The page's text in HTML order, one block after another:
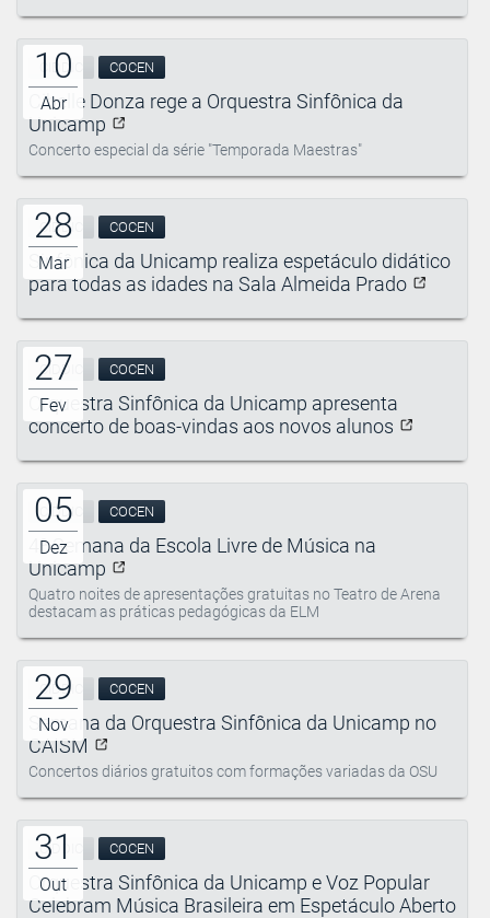
10
Abr
CIDDIC COCEN
Cibelle Donza rege a Orquestra Sinfônica da
Unicamp
Concerto especial da série "Temporada Maestras"
28
Mar
CIDDIC COCEN
Sinfônica da Unicamp realiza espetáculo didático
para todas as idades na Sala Almeida Prado
27
Fev
CIDDIC COCEN
Orquestra Sinfônica da Unicamp apresenta
concerto de boas-vindas aos novos alunos
05
Dez
CIDDIC COCEN
4ª Semana da Escola Livre de Música na
Unicamp
Quatro noites de apresentações gratuitas no Teatro de Arena
destacam as práticas pedagógicas da ELM
29
Nov
CIDDIC COCEN
Semana da Orquestra Sinfônica da Unicamp no
CAISM
Concertos diários gratuitos com formações variadas da OSU
31
Out
CIDDIC COCEN
Orquestra Sinfônica da Unicamp e Voz Popular
Celebram Música Brasileira em Espetáculo Aberto